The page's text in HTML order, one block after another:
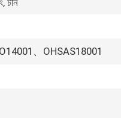
চীন
、OHSAS18001